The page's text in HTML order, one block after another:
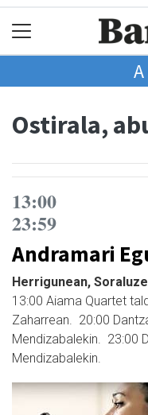
Ostirala,
13:00
23:59
Andramari
Herrigunean, Soraluze
13:00 Aiama Quartet
Zaharrean. 20:00
Mendizabalekin. 23:00
Mendizabalekin.